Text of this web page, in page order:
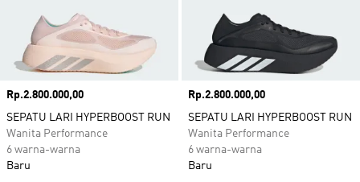
Harga
Rp.2.800.000,00
SEPATU LARI HYPERBOOST RUN
Wanita Performance
6 warna-warna
Baru
Harga
Rp.2.800.000,00
SEPATU LARI HYPERBOOST RUN
Wanita Performance
6 warna-warna
Baru